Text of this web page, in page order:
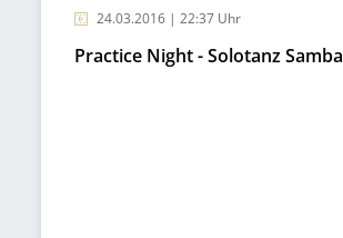
24.03.2016 | 22:37 Uhr
Practice Night - Solotanz Samba